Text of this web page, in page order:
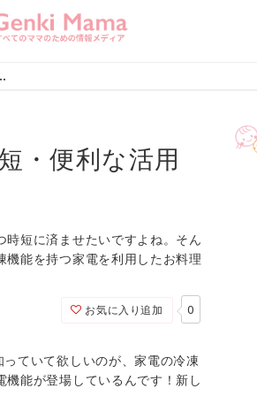
・便利な活用術
・便利な活用
短に済ませたいですよね。そん
能を持つ家電を利用したお料理
お気に入り追加 0
ていて欲しいのが、家電の冷凍
能が登場しているんです！新し